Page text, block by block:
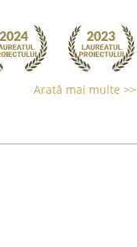
Arată mai multe >>